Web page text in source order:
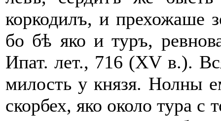
коркодилъ, и прехожаше
бо бѣ яко и туръ,
Ипат. лет., 716 (XV в.).
милость у князя. Нолны
скорбех, яко около тура с